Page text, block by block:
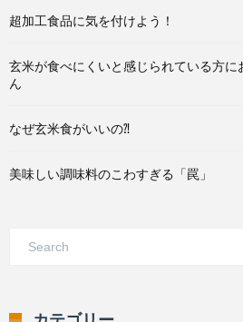
超加工食品に気を付けよう！
玄米が食べにくいと感じられている方
ん
なぜ玄米食がいいの⁈
美味しい調味料のこわすぎる「罠」